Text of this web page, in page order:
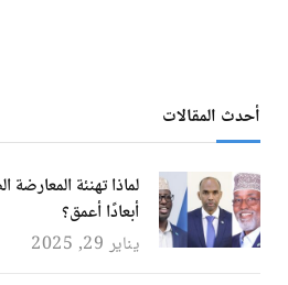
أحدث المقالات
لماذا تهنئة
أبعادًا أعمق؟
يناير 29, 2025